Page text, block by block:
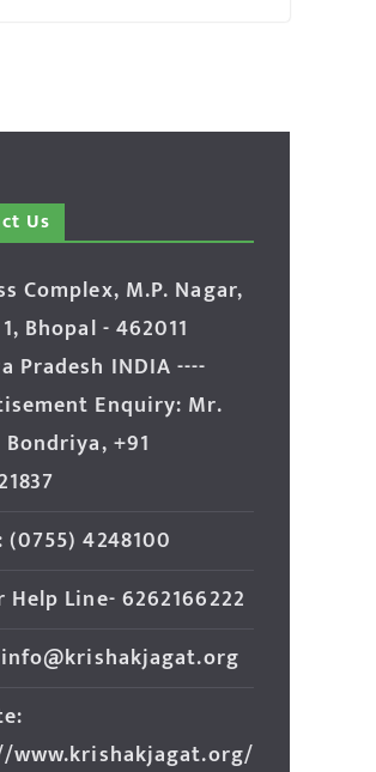
Us
Complex, M.P. Nagar,
Bhopal - 462011
Pradesh INDIA ----
Enquiry: Mr.
+91
(0755) 4248100
Help Line- 6262166222
www.krishakjagat.org/